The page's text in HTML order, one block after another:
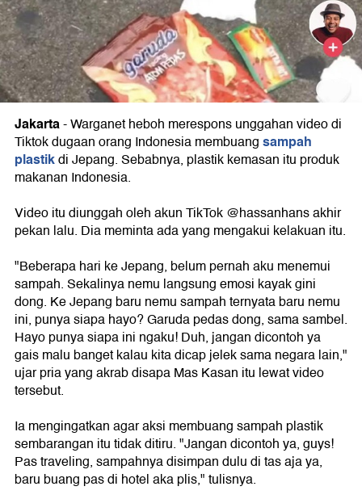
Jakarta-Warganet heboh merespons unggahan video di
Tiktok dugaan orang Indonesia membuangsampah
plastikdi Jepang. Sebabnya, plastik kemasan itu produk
makanan Indonesia.
Video itu diunggah oleh akun TikTok @hassanhans akhir
pekan lalu. Dia meminta ada yang mengakui kelakuan itu.
"Beberapa hari ke Jepang, belum pernah aku menemui
sampah. Sekalinya nemu langsung emosi kayak gini
dong. Ke Jepang baru nemu sampah ternyata baru nemu
ini, punya siapa hayo? Garuda pedas dong, sama sambel.
Hayo punya siapa ini ngaku! Duh, jangan dicontoh ya
gais malu banget kalau kita dicap jelek sama negara lain,"
ujar pria yang akrab disapa Mas Kasan itu lewat video
tersebut.
Ia mengingatkan agar aksi membuang sampah plastik
sembarangan itu tidak ditiru. "Jangan dicontoh ya, guys!
Pas traveling, sampahnya disimpan dulu di tas aja ya,
baru buang pas di hotel aka plis," tulisnya.